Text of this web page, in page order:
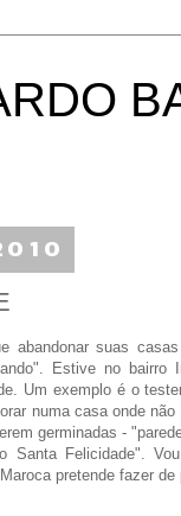
abandonar suas
Estive no
Um exemplo é o
numa casa onde
germinadas -
Felicidade".
pretende fazer